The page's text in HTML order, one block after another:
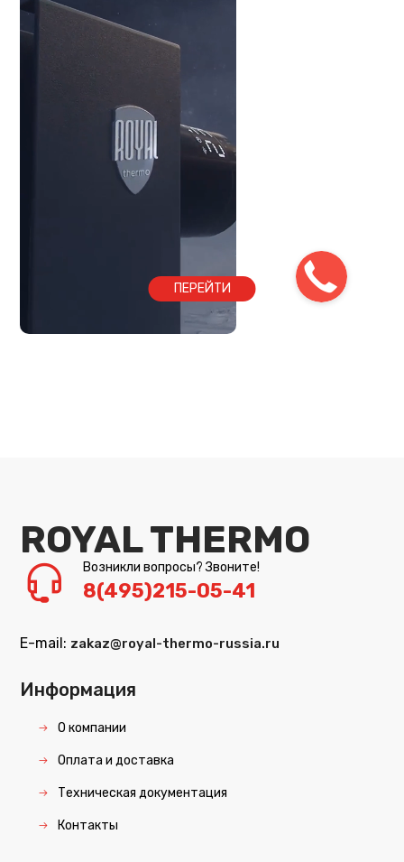
ПЕРЕЙТИ
ROYAL THERMO
Возникли вопросы? Звоните!
8(495)215-05-41
E-mail: zakaz@royal-thermo-russia.ru
Информация
О компании
Оплата и доставка
Техническая документация
Контакты